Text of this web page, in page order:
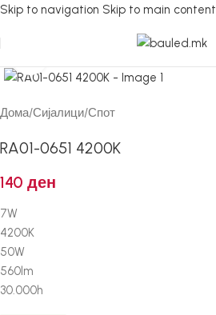
Skip to navigation Skip to main content
Дома/Сијалици/Спот
RA01-0651 4200K
140 ден
7W
4200K
50W
560lm
30.000h